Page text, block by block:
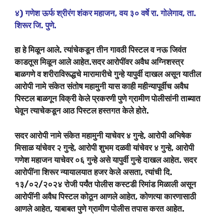
४) गणेश ऊर्फ श्रीरंग शंकर महाजन, वय ३० वर्षे रा. गोलेगाव, ता.
शिरूर जि. पुणे.
हा हेमिळून आले. त्यांचेकडून तीन गावठी पिस्टल व नऊ जिवंत
काडतूस मिळून आले आहेत.सदर आरोपींवर अवैध अग्निशस्त्र
बाळगणे व शरीराविरूद्धचे मारामारीचे गुन्हे यापुर्वी दाखल असून यातील
आरोपी नामे संकेत संतोष महामुनी यास काही महीन्यापूर्वीच अवैध
पिस्टल बाळगून विक्री केले प्रकरणी पुणे ग्रामीण पोलीसांनी ताब्यात
घेवून त्याचेकडून आठ पिस्टल हस्तगत केले होते.
सदर आरोपी नामे संकेत महामुनी याचेवर ४ गुन्हे, आरोपी अभिषेक
मिसाळ यांचेवर २ गुन्हे, आरोपी शुभम दळवी यांचेवर ४ गुन्हे, आरोपी
गणेश महाजन याचेवर ०६ गुन्हे असे यापुर्वी गुन्हे दाखल आहेत.सदर
आरोपींना शिरूर न्यायालयात हजर केले असता, त्यांची दि.
१३/०२/२०२४ रोजी पर्यंत पोलीस कस्टडी रिमांड मिळाली असून
आरोपींनी अवैध पिस्टल कोठून आणले आहेत, कोणत्या कारणासाठी
आणले आहेत, याबाबत पुणे ग्रामीण पोलीस तपास करत आहेत.